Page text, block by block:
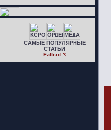
САМЫЕ ПОПУЛЯРНЫЕ
СТАТЬИ
Fallout 3